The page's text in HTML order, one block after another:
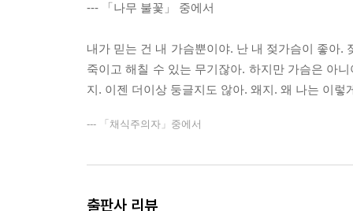
하는 남편의 욕망과 몽고반점을 모티브로 한 관
계속해야 하는 언니. 이 대립성에서 식물로 대표
현대인들의 동물적인 욕망이 함께 쏟아진다.「
--- 「나무 불꽃」 중에서
내가 믿는 건 내 가슴뿐이야. 난 내 젖가슴이 좋아.
죽이고 해칠 수 있는 무기잖아. 하지만 가슴은 아
지. 이젠 더이상 둥글지도 않아. 왜지. 왜 나는 이
--- 「채식주의자」중에서
출판사 리뷰